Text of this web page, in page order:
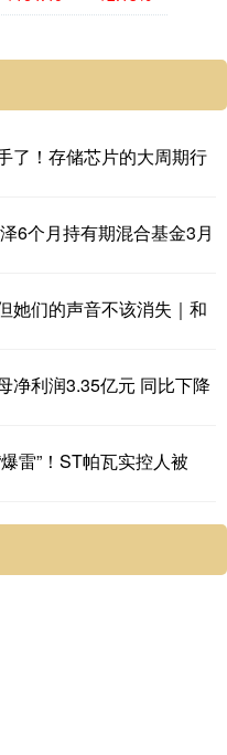
了！存储芯片的大周期行
6个月持有期混合基金3月
她们的声音不该消失｜和
净利润3.35亿元 同比下降
雷”！ST帕瓦实控人被